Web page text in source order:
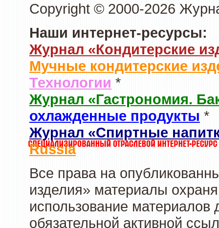
Copyright © 2000-2026
Наши интернет-ресурсы:
Журнал «Кондитерские
Мучные кондитерские
Технологии *
Журнал «Гастрономия.
охлажденные продукты *
Журнал «Спиртные
Russia
Все права на
изделия» материалы
использование материалов
обязательной активной